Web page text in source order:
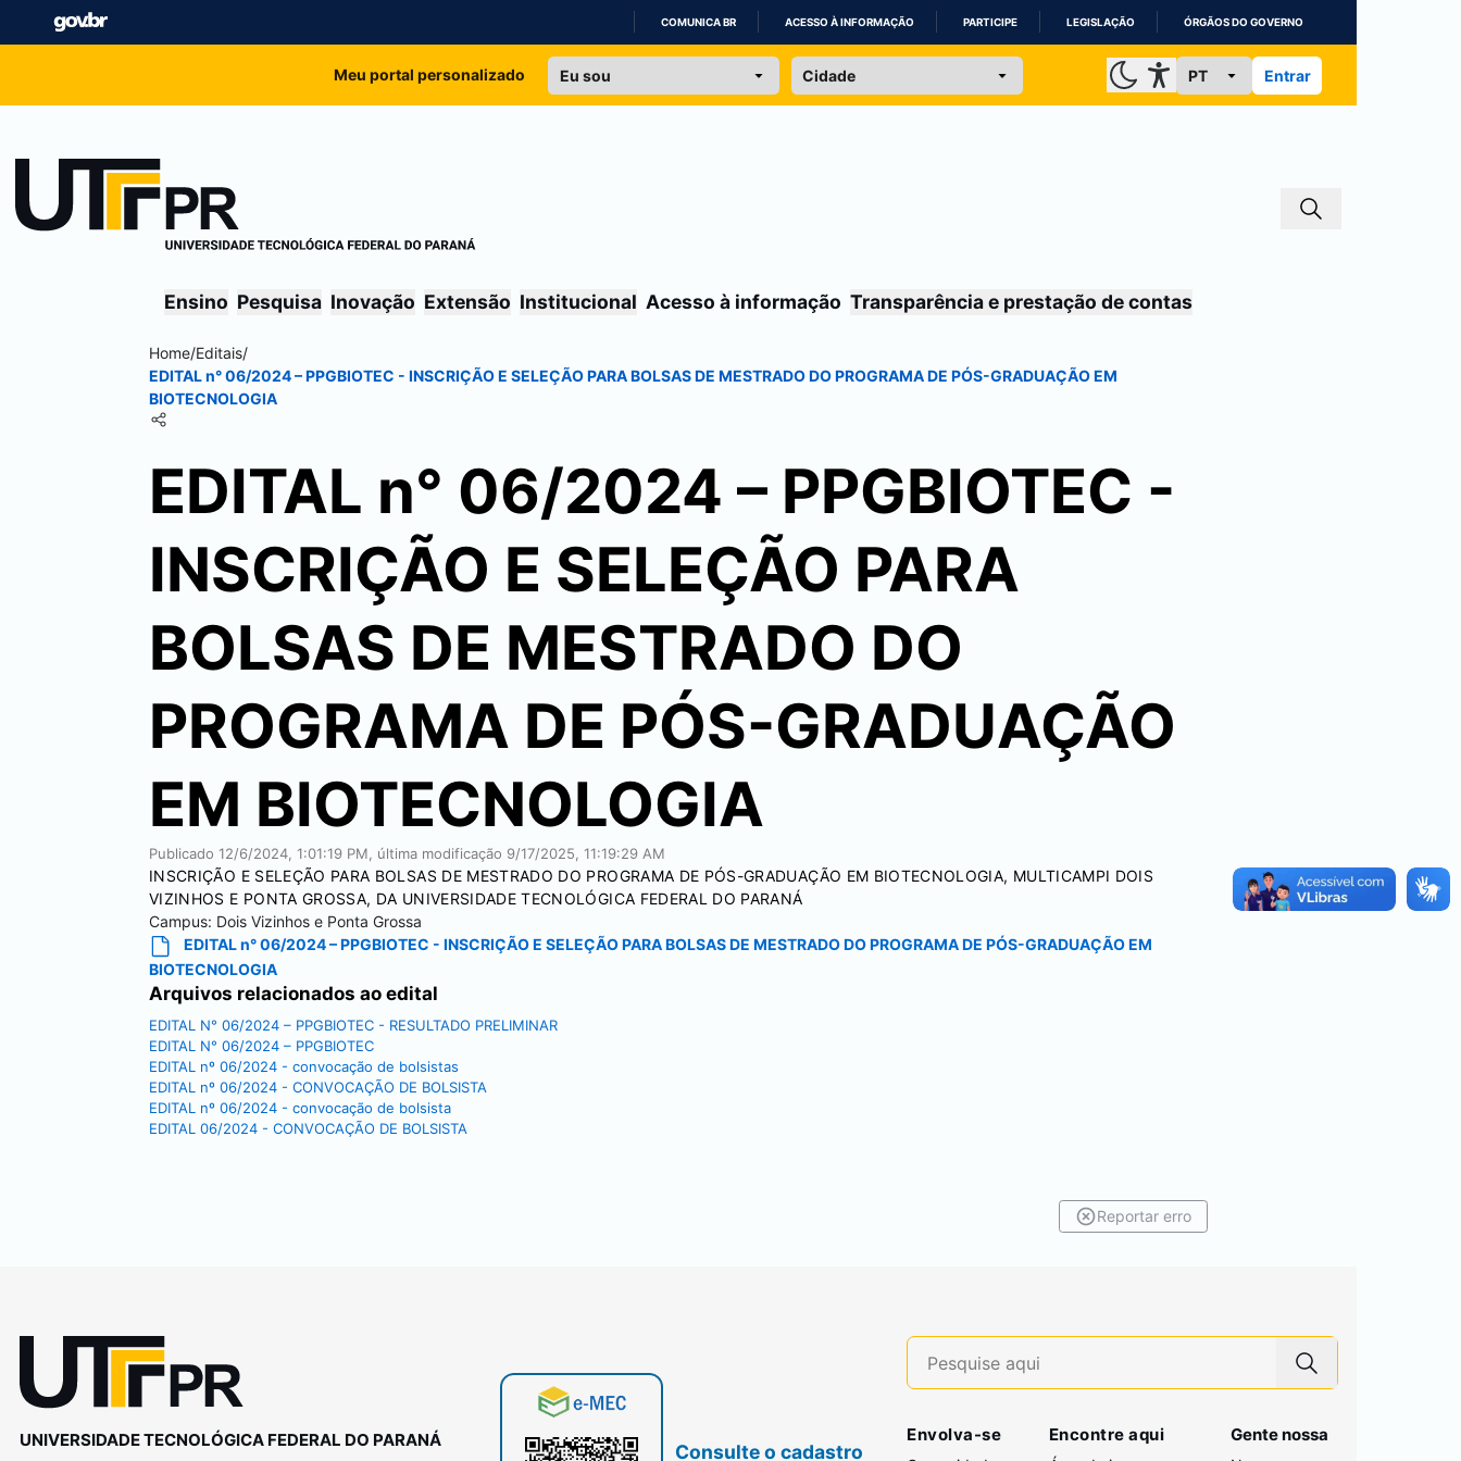
IR
COMUNICA BR ACESSO À INFORMAÇÃO PARTICIPE LEGISLAÇÃO ÓRGÃOS DO GOVERNO
Meu portal personalizado Entrar
Ensino Pesquisa Inovação Extensão Institucional Acesso à informação Transparência e prestação de contas
Home/Editais/
EDITAL n° 06/2024 – PPGBIOTEC - INSCRIÇÃO E SELEÇÃO PARA BOLSAS DE MESTRADO DO PROGRAMA DE PÓS-GRADUAÇÃO EM
BIOTECNOLOGIA
EDITAL n° 06/2024 – PPGBIOTEC -
INSCRIÇÃO E SELEÇÃO PARA
BOLSAS DE MESTRADO DO
PROGRAMA DE PÓS-GRADUAÇÃO
EM BIOTECNOLOGIA
Publicado 12/6/2024, 1:01:19 PM , última modificação 9/17/2025, 11:19:29 AM
INSCRIÇÃO E SELEÇÃO PARA BOLSAS DE MESTRADO DO PROGRAMA DE PÓS-GRADUAÇÃO EM BIOTECNOLOGIA, MULTICAMPI DOIS
VIZINHOS E PONTA GROSSA, DA UNIVERSIDADE TECNOLÓGICA FEDERAL DO PARANÁ
Campus: Dois Vizinhos e Ponta Grossa
EDITAL n° 06/2024 – PPGBIOTEC - INSCRIÇÃO E SELEÇÃO PARA BOLSAS DE MESTRADO DO PROGRAMA DE PÓS-GRADUAÇÃO EM
BIOTECNOLOGIA
Arquivos relacionados ao edital
EDITAL N° 06/2024 – PPGBIOTEC - RESULTADO PRELIMINAR
EDITAL N° 06/2024 – PPGBIOTEC
EDITAL nº 06/2024 - convocação de bolsistas
EDITAL nº 06/2024 - CONVOCAÇÃO DE BOLSISTA
EDITAL nº 06/2024 - convocação de bolsista
EDITAL 06/2024 - CONVOCAÇÃO DE BOLSISTA
Reportar erro
UNIVERSIDADE TECNOLÓGICA FEDERAL DO PARANÁ
Consulte o cadastro
Envolva-se Encontre aqui Gente nossa